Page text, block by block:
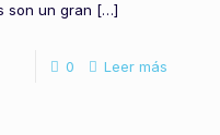
son un gran […]
0 Leer más